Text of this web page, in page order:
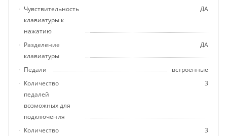
Чувствительность
клавиатуры к
нажатию
ДА
Разделение
клавиатуры
ДА
Педали
встроенные
Количество
педалей
возможных для
подключения
3
Количество
3